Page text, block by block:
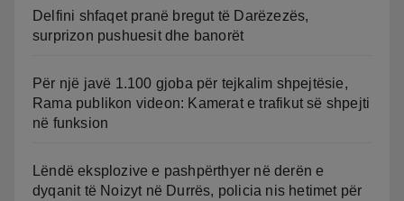
Delfini shfaqet pranë bregut të Darëzezës,
surprizon pushuesit dhe banorët
Për një javë 1.100 gjoba për tejkalim shpejtësie,
Rama publikon videon: Kamerat e trafikut së shpejti
në funksion
Lëndë eksplozive e pashpërthyer në derën e
dyqanit të Noizyt në Durrës, policia nis hetimet për